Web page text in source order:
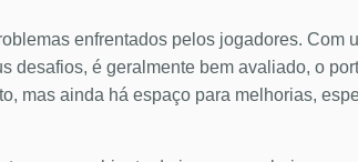
enfrentados pelos jogadores. Com
é geralmente bem avaliado, o
mas ainda há espaço para melhorias,